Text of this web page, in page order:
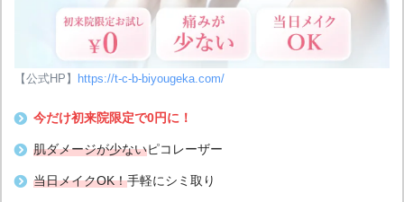
【公式HP】 https://t-c-b-biyougeka.com/
今だけ初来院限定で0円に！
肌ダメージが少ないピコレーザー
当日メイクOK！手軽にシミ取り